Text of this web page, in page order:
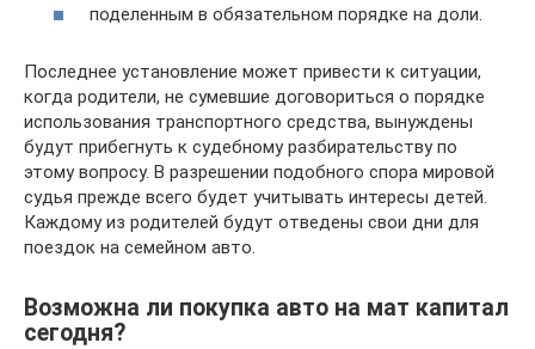
поделенным в обязательном порядке на доли.
Последнее установление может привести к ситуации,
когда родители, не сумевшие договориться о порядке
использования транспортного средства, вынуждены
будут прибегнуть к судебному разбирательству по
этому вопросу. В разрешении подобного спора мировой
судья прежде всего будет учитывать интересы детей.
Каждому из родителей будут отведены свои дни для
поездок на семейном авто.
Возможна ли покупка авто на мат капитал
сегодня?